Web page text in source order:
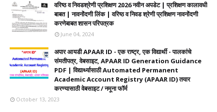
वरिष्ठ व निवडश्रेणी प्रशिक्षण 2026 नवीन अपडेट | प्रशिक्षण कालावधी‌
बाबत | नावनोंदणी लिंक | वरिष्ठ व निवड श्रेणी प्रशिक्षण नावनोंदणी
करणेबाबत शासन परिपत्रक
June 04, 2024
अपार आयडी APAAR ID - एक राष्ट्र, एक विद्यार्थी - पालकांचे
संमतीपत्र, वेबसाइट, APAAR ID Generation Guidance
PDF | विद्यार्थ्यासाठी Automated Permanent
Academic Account Registry (APAAR ID) तयार
करण्यासाठी वेबसाइट / नमूना फॉर्म
October 13, 2023